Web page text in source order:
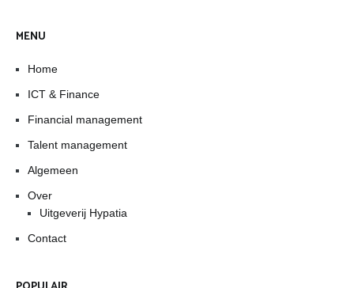
MENU
Home
ICT & Finance
Financial management
Talent management
Algemeen
Over
Uitgeverij Hypatia
Contact